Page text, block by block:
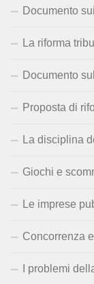
Documento
La riforma
Documento
Proposta di
La disciplina
Giochi e
Le imprese
Concorrenza
I problemi